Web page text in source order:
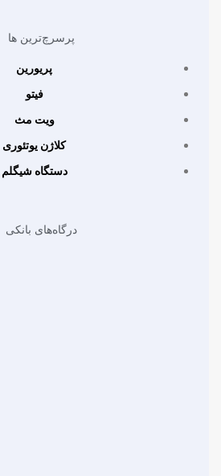
پرسرچ‌ترین ها
پریورین
فیتو
ویت مث
کلاژن یوتئوری
دستگاه شیگلم
درگاه‌های بانکی